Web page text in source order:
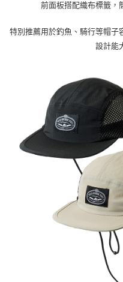
每筆NT$80，滿NT$799(含以
宅配
每筆NT$100，滿NT$799(含
前面板搭配織布標籤，
特別推薦用於釣魚、騎行等帽子
設計能